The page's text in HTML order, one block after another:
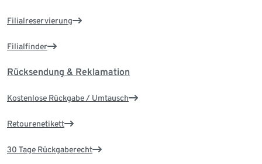
Filialreservierung
Filialfinder
Rücksendung & Reklamation
Kostenlose Rückgabe / Umtausch
Retourenetikett
30 Tage Rückgaberecht